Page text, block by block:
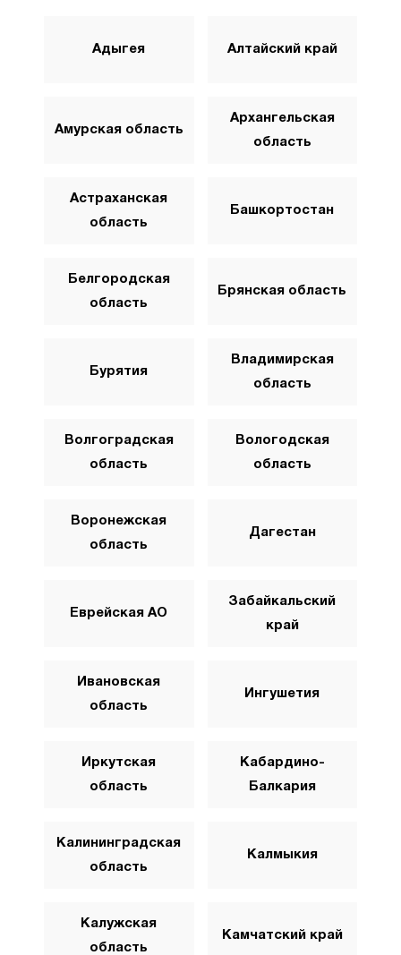
Адыгея Алтайский край
Амурская область
Архангельская
область
Астраханская
область
Башкортостан
Белгородская
область
Брянская область
Бурятия
Владимирская
область
Волгоградская
область
Вологодская
область
Воронежская
область
Дагестан
Еврейская АО
Забайкальский
край
Ивановская
область
Ингушетия
Иркутская
область
Кабардино-
Балкария
Калининградская
область
Калмыкия
Калужская
область
Камчатский край